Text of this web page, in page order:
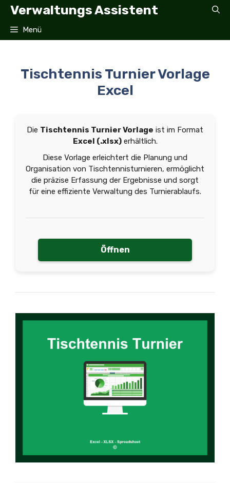
Zum
Inhalt
springen
Verwaltungs Assistent
Menü
Tischtennis Turnier Vorlage
Excel
Die Tischtennis Turnier Vorlage ist im Format
Excel (.xlsx)erhältlich.
Diese Vorlage erleichtert die Planung und
Organisation von Tischtennisturnieren, ermöglicht
die präzise Erfassung der Ergebnisse und sorgt
für eine effiziente Verwaltung des Turnierablaufs.
Öffnen